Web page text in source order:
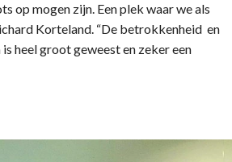
op mogen zijn. Een plek waar we als
Korteland. “De betrokkenheid en
heel groot geweest en zeker een